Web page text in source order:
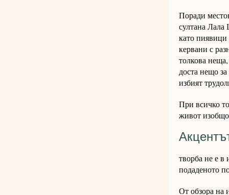
Поради
султана Лала
като
кервани с
толкова
доста нещо
избият
При всичко
живот
творба не е в
подаденото
От обзора на